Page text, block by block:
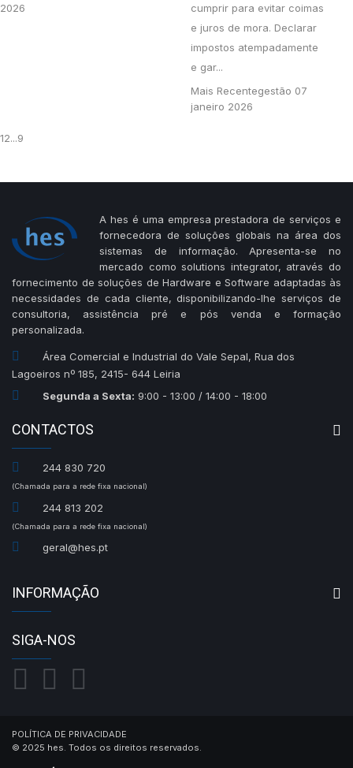
2026
cumprir para evitar coimas
e juros de mora. Declarar
impostos atempadamente
e gar...
Mais Recentegestão 07
janeiro 2026
12...9
A hes é uma empresa prestadora de serviços e
fornecedora de soluções globais na área dos
sistemas de informação. Apresenta-se no
mercado como solutions integrator, através do
fornecimento de soluções de Hardware e Software adaptadas às
necessidades de cada cliente, disponibilizando-lhe serviços de
consultoria, assistência pré e pós venda e formação
personalizada.
Área Comercial e Industrial do Vale Sepal, Rua dos
Lagoeiros nº 185, 2415- 644 Leiria
Segunda a Sexta: 9:00 - 13:00 / 14:00 - 18:00
CONTACTOS
244 830 720
(Chamada para a rede fixa nacional)
244 813 202
(Chamada para a rede fixa nacional)
geral@hes.pt
INFORMAÇÃO
SIGA-NOS
POLÍTICA DE PRIVACIDADE
© 2025 hes. Todos os direitos reservados.